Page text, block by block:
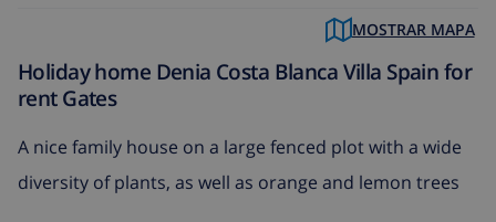
MOSTRAR MAPA
Holiday home Denia Costa Blanca Villa Spain for
rent Gates
A nice family house on a large fenced plot with a wide
diversity of plants, as well as orange and lemon trees